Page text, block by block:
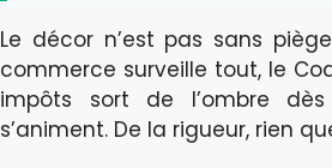
Le décor n’est pas sans
commerce surveille tout, le
impôts sort de l’ombre
s’animent. De la rigueur, rien